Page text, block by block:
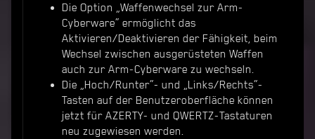
Die Option „Waffenwechsel zur Arm-
Cyberware“ ermöglicht das
Aktivieren/Deaktivieren der Fähigkeit, beim
Wechsel zwischen ausgerüsteten Waffen
auch zur Arm-Cyberware zu wechseln.
Die „Hoch/Runter“- und „Links/Rechts“-
Tasten auf der Benutzeroberfläche können
jetzt für AZERTY- und QWERTZ-Tastaturen
neu zugewiesen werden.